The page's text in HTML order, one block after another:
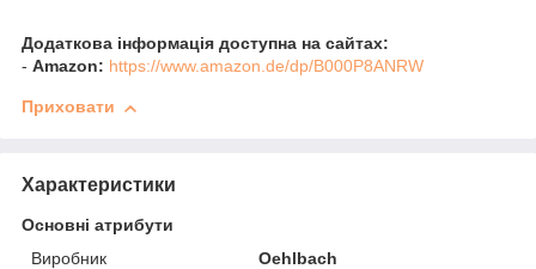
Додаткова інформація доступна на сайтах:
- Amazon: https://www.amazon.de/dp/B000P8ANRW
Приховати
Характеристики
Основні атрибути
Виробник
Oehlbach